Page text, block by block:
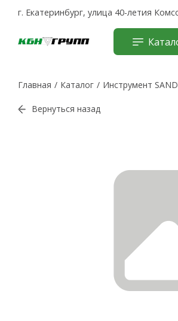
г. Екатеринбург, улица 40-летия
Главная Каталог Инструмент
Вернуться назад